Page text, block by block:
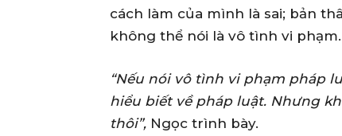
cách làm của mình là sai; bản
không thể nói là vô tình vi phạm.
“Nếu nói vô tình vi phạm pháp
hiểu biết về pháp luật. Nhưng
thôi”, Ngọc trình bày.